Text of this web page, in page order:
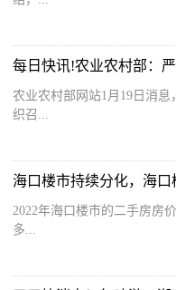
农业农村部网站1月19日消
织召...
2022年海口楼市的二手房房
多...